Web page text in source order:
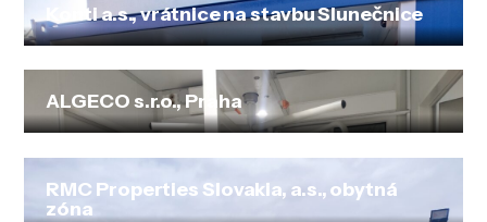
Konti a.s., vrátnice na stavbu Slunečnice
ALGECO s.r.o., Praha
RMC Properties Slovakia, a.s., obytná
zóna